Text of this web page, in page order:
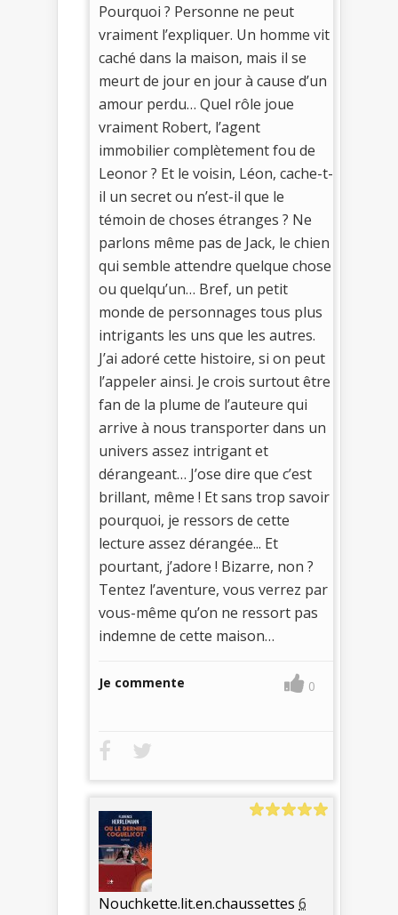
Pourquoi ? Personne ne peut
vraiment l’expliquer. Un homme vit
caché dans la maison, mais il se
meurt de jour en jour à cause d’un
amour perdu… Quel rôle joue
vraiment Robert, l’agent
immobilier complètement fou de
Leonor ? Et le voisin, Léon, cache-t-
il un secret ou n’est-il que le
témoin de choses étranges ? Ne
parlons même pas de Jack, le chien
qui semble attendre quelque chose
ou quelqu’un… Bref, un petit
monde de personnages tous plus
intrigants les uns que les autres.
J’ai adoré cette histoire, si on peut
l’appeler ainsi. Je crois surtout être
fan de la plume de l’auteure qui
arrive à nous transporter dans un
univers assez intrigant et
dérangeant… J’ose dire que c’est
brillant, même ! Et sans trop savoir
pourquoi, je ressors de cette
lecture assez dérangée... Et
pourtant, j’adore ! Bizarre, non ?
Tentez l’aventure, vous verrez par
vous-même qu’on ne ressort pas
indemne de cette maison…
Je commente 0
Nouchkette.lit.en.chaussettes 6